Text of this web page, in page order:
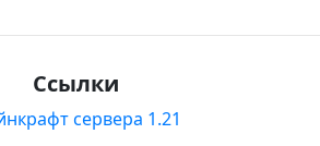
Ссылки
сервера 1.21